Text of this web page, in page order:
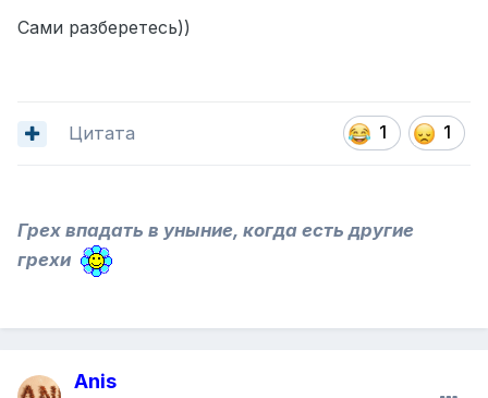
Сами разберетесь))
1 1
Цитата
Грех впадать в уныние, когда есть другие
грехи
Anis